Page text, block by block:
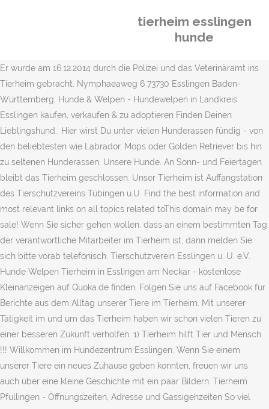
tierheim esslingen
hunde
Er wurde am 16.12.2014 durch die Polizei und das Veterinäramt ins
Tierheim gebracht. Nymphaeaweg 6 73730 Esslingen Baden-
Württemberg. Hunde & Welpen - Hundewelpen in Landkreis
Esslingen kaufen, verkaufen & zu adoptieren Finden Deinen
Lieblingshund.. Hier wirst Du unter vielen Hunderassen fündig - von
den beliebtesten wie Labrador, Mops oder Golden Retriever bis hin
zu seltenen Hunderassen. Unsere Hunde. An Sonn- und Feiertagen
bleibt das Tierheim geschlossen. Unser Tierheim ist Auffangstation
des Tierschutzvereins Tübingen u.U. Find the best information and
most relevant links on all topics related toThis domain may be for
sale! Wenn Sie sicher gehen wollen, dass an einem bestimmten Tag
der verantwortliche Mitarbeiter im Tierheim ist, dann melden Sie
sich bitte vorab telefonisch. Tierschutzverein Esslingen u. U. e.V.
Hunde Welpen Tierheim in Esslingen am Neckar - kostenlose
Kleinanzeigen auf Quoka.de finden. Folgen Sie uns auf Facebook für
Berichte aus dem Alltag unserer Tiere im Tierheim. Mit unserer
Tätigkeit im und um das Tierheim haben wir schon vielen Tieren zu
einer besseren Zukunft verholfen. 1) Tierheim hilft Tier und Mensch
!!! Willkommen im Hundezentrum Esslingen. Wenn Sie einem
unserer Tiere ein neues Zuhause geben konnten, freuen wir uns
auch über eine kleine Geschichte mit ein paar Bildern. Tierheim
Pfullingen - Öffnungszeiten, Adresse und Gassigehzeiten So viel